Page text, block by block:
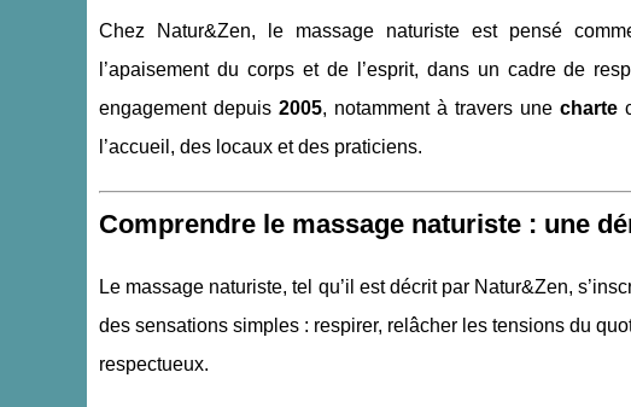
Chez Natur&Zen, le massage naturiste est pensé
l’apaisement du corps et de l’esprit, dans un cadre de
engagement depuis2005, notamment à travers unecharte
l’accueil, des locaux et des praticiens.
Comprendre le massage naturiste : une
Le massage naturiste, tel qu’il est décrit par Natur&Zen,
des sensations simples : respirer, relâcher les tensions du
respectueux.